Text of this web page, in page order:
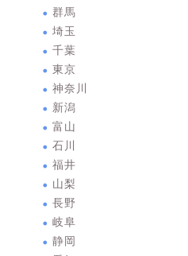
群馬
埼玉
千葉
東京
神奈川
新潟
富山
石川
福井
山梨
長野
岐阜
静岡